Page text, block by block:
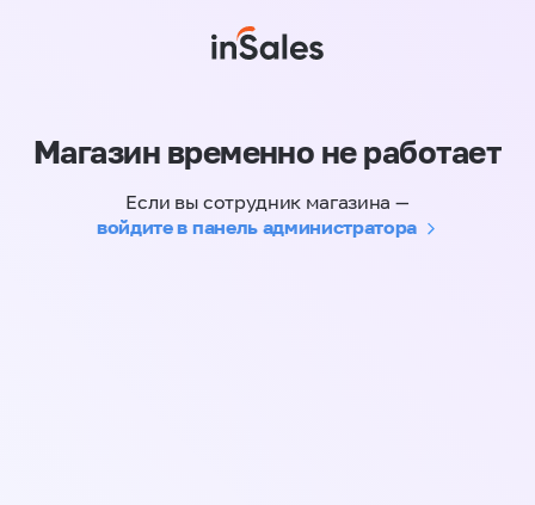
Магазин временно не работает
Если вы сотрудник магазина —
войдите в панель администратора